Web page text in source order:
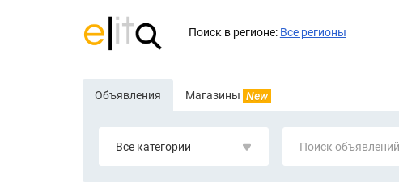
Поиск в регионе: Все регионы
Объявления Магазины New
Все категории